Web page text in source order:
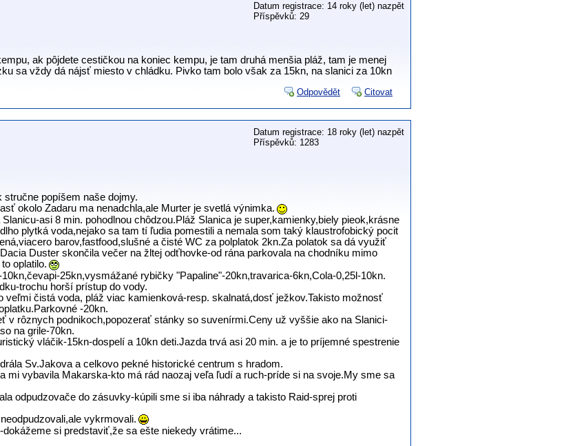
Datum registrace: 14 roky (let) nazpět
Příspěvků: 29
ak pôjdete cestičkou na koniec kempu, je tam druhá menšia pláž, tam je menej
sa vždy dá nájsť miesto v chládku. Pivko tam bolo však za 15kn, na slanici za 10kn
Odpovědět Citovat
Datum registrace: 18 roky (let) nazpět
Příspěvků: 1283
popíšem naše dojmy.
okolo Zadaru ma nenadchla,ale Murter je svetlá výnimka.
asi 8 min. pohodlnou chôdzou.Pláž Slanica je super,kamienky,biely pieok,krásne
plytká voda,nejako sa tam tí ľudia pomestili a nemala som taký klaustrofobický pocit
barov,fastfood,slušné a čisté WC za polplatok 2kn.Za polatok sa dá využiť
Duster skončila večer na žltej odťhovke-od rána parkovala na chodníku mimo
oplatilo.
25kn,vysmážané rybičky "Papaline"-20kn,travarica-6kn,Cola-0,25l-10kn.
trochu horší prístup do vody.
veľmi čistá voda, pláž viac kamienková-resp. skalnatá,dosť ježkov.Takisto možnosť
-20kn.
v rôznych podnikoch,popozerať stánky so suvenírmi.Ceny už vyššie ako na Slanici-
na grile-70kn.
vláčik-15kn-dospelí a 10kn deti.Jazda trvá asi 20 min. a je to príjemné spestrenie
Sv.Jakova a celkovo pekné historické centrum s hradom.
mi vybavila Makarska-kto má rád naozaj veľa ľudí a ruch-príde si na svoje.My sme sa
odpudzovače do zásuvky-kúpili sme si iba náhrady a takisto Raid-sprej proti
vykrmovali.
si predstaviť,že sa ešte niekedy vrátime...